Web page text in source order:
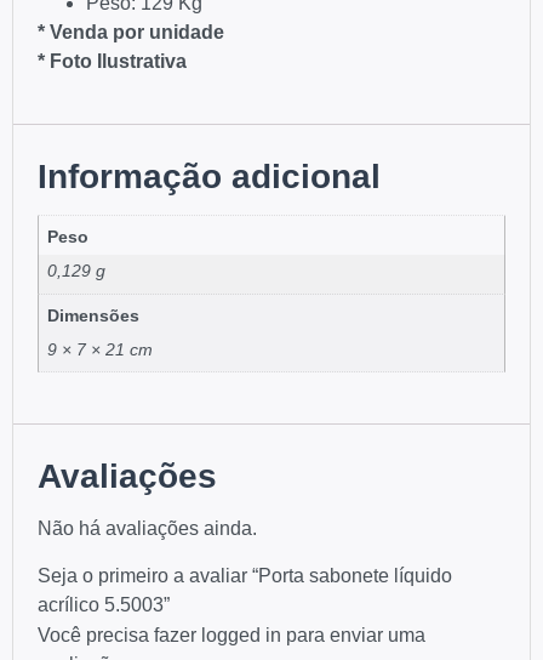
* Venda por unidade
* Foto Ilustrativa
Informação adicional
Peso
0,129 g
Dimensões
9 × 7 × 21 cm
Avaliações
Não há avaliações ainda.
Seja o primeiro a avaliar “Porta sabonete líquido
acrílico 5.5003”
Você precisa fazer logged in para enviar uma